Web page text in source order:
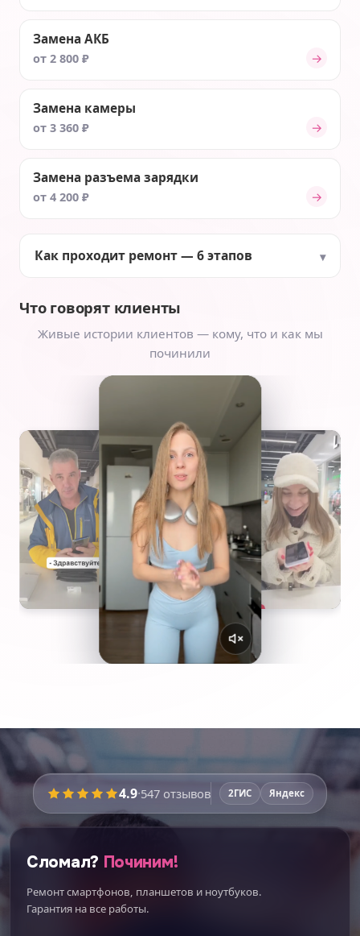
Замена АКБ
от 2 800 ₽ →
Замена камеры
от 3 360 ₽ →
Замена разъема зарядки
от 4 200 ₽ →
Как проходит ремонт — 6 этапов
Что говорят клиенты
Живые истории клиентов — кому, что и как мы
починили
4.9·547 отзывов 2ГИС Яндекс
Сломал? Починим!
Ремонт смартфонов, планшетов и ноутбуков.
Гарантия на все работы.